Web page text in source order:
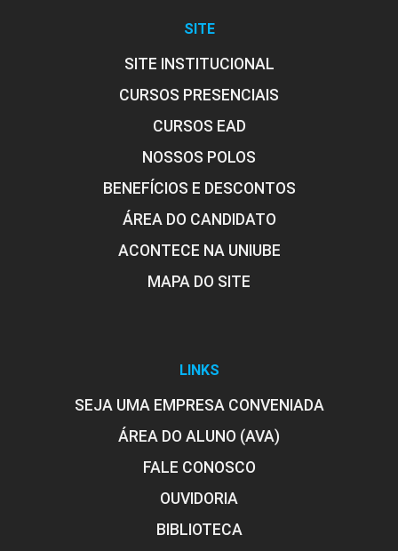
SITE
SITE INSTITUCIONAL
CURSOS PRESENCIAIS
CURSOS EAD
NOSSOS POLOS
BENEFÍCIOS E DESCONTOS
ÁREA DO CANDIDATO
ACONTECE NA UNIUBE
MAPA DO SITE
LINKS
SEJA UMA EMPRESA CONVENIADA
ÁREA DO ALUNO (AVA)
FALE CONOSCO
OUVIDORIA
BIBLIOTECA